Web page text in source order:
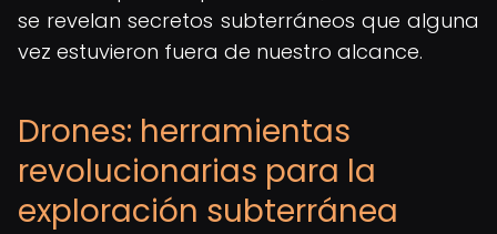
se revelan secretos subterráneos que alguna
vez estuvieron fuera de nuestro alcance.
Drones: herramientas
revolucionarias para la
exploración subterránea